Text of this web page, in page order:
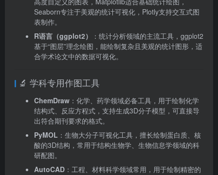
Seaborn专注于美观的统计可视化，Plotly支持交互式图
表制作。
R语言（ggplot2）
：统计分析领域的主流工具，ggplot2
基于“图层”理念绘图，能绘制复杂且美观的统计图形，适
合学术论文中的数据可视化。
🔬 学科专用作图工具
ChemDraw ：化学、药学领域必备工具，用于绘制化学
结构式、反应方程式，支持生成3D分子模型，可直接导
出符合期刊要求的格式。
PyMOL ：生物大分子可视化工具，擅长绘制蛋白质、核
酸的3D结构，常用于结构生物学、生物信息学领域的科
研配图。
AutoCAD ：工程、材料科学领域常用，用于绘制精密的